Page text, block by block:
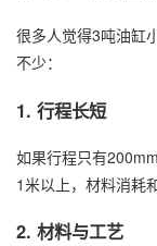
很多人觉得3吨油缸
不少：
1. 行程长短
如果行程只有
1米以上，材料消耗
2. 材料与工艺